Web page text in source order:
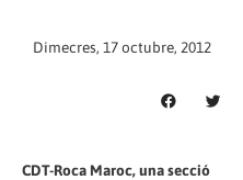
Dimecres, 17 octubre, 2012
CDT-Roca Maroc, una secció